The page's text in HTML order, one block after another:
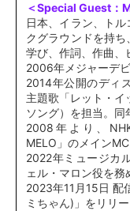
＜Special Guest：
日本、イラン、ト
クグラウンドを持
学び、作詞、作曲、
2006年メジャーデビ
2014年公開のディ
主題歌「レット・イ
ソング）を担当。同
2008年より、
MELO」のメインMC
2022年ミュージカ
ェル・マロン役を務
2023年11月15日 配
ミちゃん)」をリリー